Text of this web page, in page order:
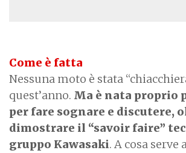
Come è fatta
Nessuna moto è stata
quest’anno. Ma è nata proprio
per fare sognare e discutere,
dimostrare il “savoir faire”
gruppo Kawasaki. A cosa